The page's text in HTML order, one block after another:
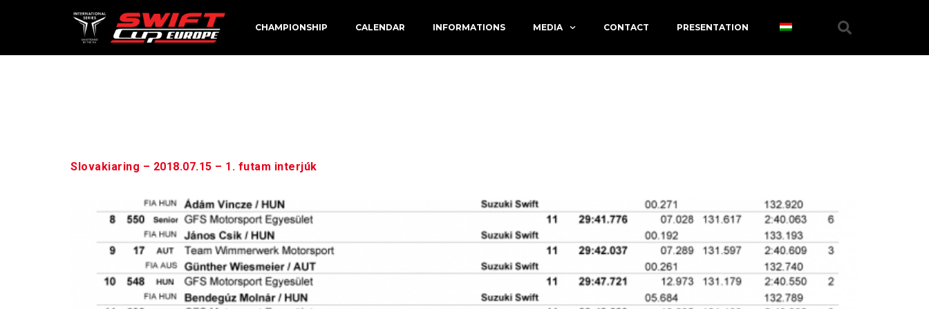
CHAMPIONSHIP CALENDAR INFORMATIONS MEDIA CONTACT PRESENTATION
Slovakiaring – 2018.07.15 – 1. futam interjúk